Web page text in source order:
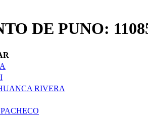
DE PUNO:
RIVERA